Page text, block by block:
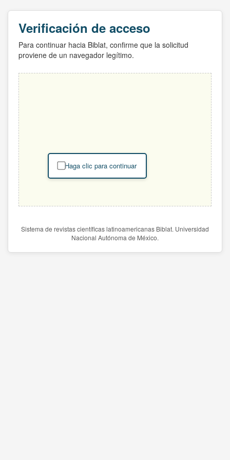
Verificación de acceso
Para continuar hacia Biblat, confirme que la solicitud
proviene de un navegador legítimo.
Haga clic para continuar
Sistema de revistas científicas latinoamericanas Biblat. Universidad
Nacional Autónoma de México.